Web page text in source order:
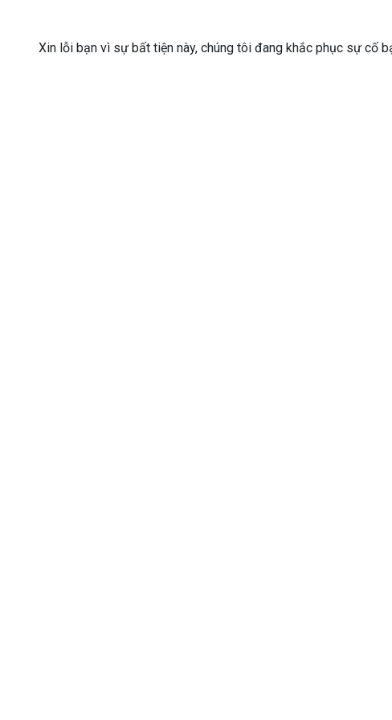
Xin lỗi bạn vì sự bất tiện này, chúng tôi đang khắc phục sự cố